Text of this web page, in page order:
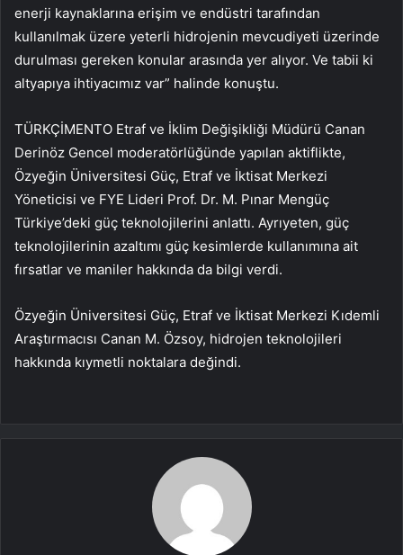
enerji kaynaklarına erişim ve endüstri tarafından
kullanılmak üzere yeterli hidrojenin mevcudiyeti üzerinde
durulması gereken konular arasında yer alıyor. Ve tabii ki
altyapıya ihtiyacımız var” halinde konuştu.
TÜRKÇİMENTO Etraf ve İklim Değişikliği Müdürü Canan
Derinöz Gencel moderatörlüğünde yapılan aktiflikte,
Özyeğin Üniversitesi Güç, Etraf ve İktisat Merkezi
Yöneticisi ve FYE Lideri Prof. Dr. M. Pınar Mengüç
Türkiye’deki güç teknolojilerini anlattı. Ayrıyeten, güç
teknolojilerinin azaltımı güç kesimlerde kullanımına ait
fırsatlar ve maniler hakkında da bilgi verdi.
Özyeğin Üniversitesi Güç, Etraf ve İktisat Merkezi Kıdemli
Araştırmacısı Canan M. Özsoy, hidrojen teknolojileri
hakkında kıymetli noktalara değindi.